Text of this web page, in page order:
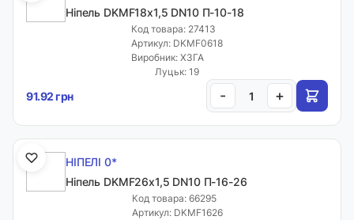
Ніпель DKМF18х1,5 DN10 П-10-18
Код товара: 27413
Артикул: DKMF0618
Виробник: ХЗГА
Луцьк: 19
91.92 грн - +
НІПЕЛІ 0*
Ніпель DKМF26х1,5 DN10 П-16-26
Код товара: 66295
Артикул: DKMF1626